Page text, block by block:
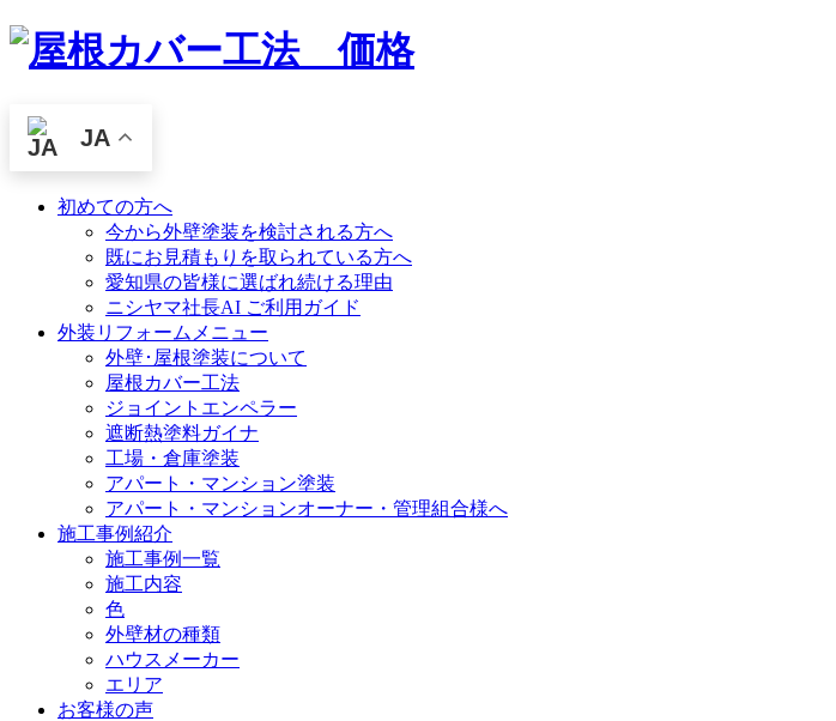
JA
初めての方へ
今から外壁塗装を検討される方へ
既にお見積もりを取られている方へ
愛知県の皆様に選ばれ続ける理由
ニシヤマ社長AI ご利用ガイド
外装リフォームメニュー
外壁･屋根塗装について
屋根カバー工法
ジョイントエンペラー
遮断熱塗料ガイナ
工場・倉庫塗装
アパート・マンション塗装
アパート・マンションオーナー・管理組合様へ
施工事例紹介
施工事例一覧
施工内容
色
外壁材の種類
ハウスメーカー
エリア
お客様の声